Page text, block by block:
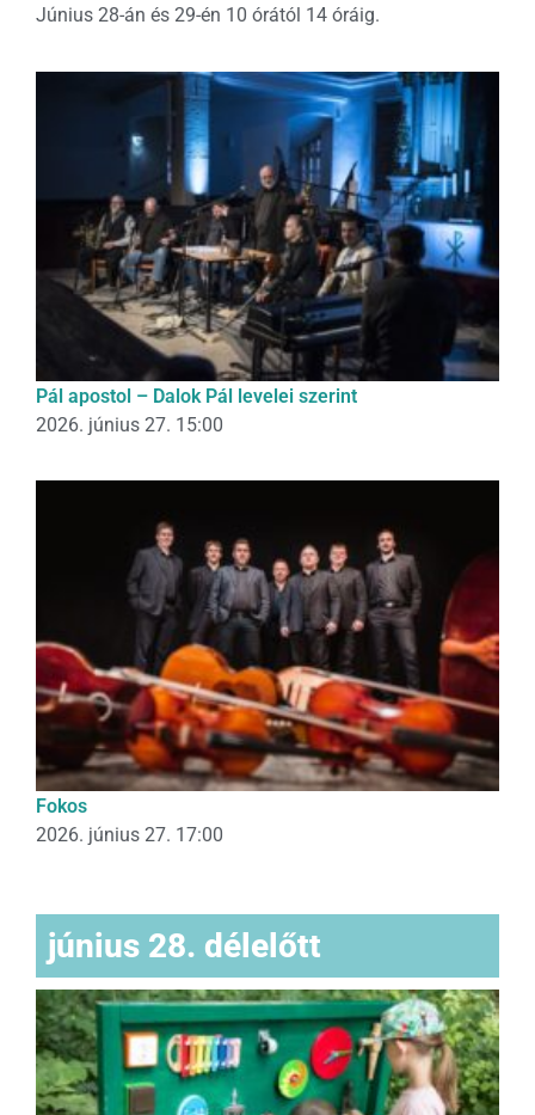
Június 28-án és 29-én 10 órától 14 óráig.
Pál apostol – Dalok Pál levelei szerint
2026. június 27. 15:00
Fokos
2026. június 27. 17:00
június 28. délelőtt